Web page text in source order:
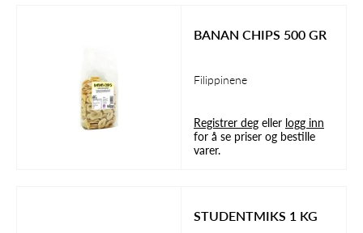
BANAN CHIPS 500 GR
Filippinene
Registrer deg eller logg inn
for å se priser og bestille
varer.
STUDENTMIKS 1 KG